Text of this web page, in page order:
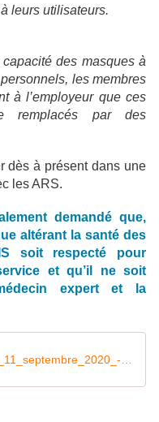
leurs utilisateurs.
des masques à
les membres
à l’employeur que ces
remplacés par des
dès à présent dans une
les ARS.
demandé que,
altérant la santé des
soit respecté pour
et qu’il ne soit
expert et la